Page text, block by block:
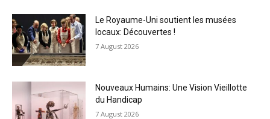
Le Royaume-Uni soutient les musées
locaux: Découvertes !
7 August 2026
Nouveaux Humains: Une Vision Vieillotte
du Handicap
7 August 2026